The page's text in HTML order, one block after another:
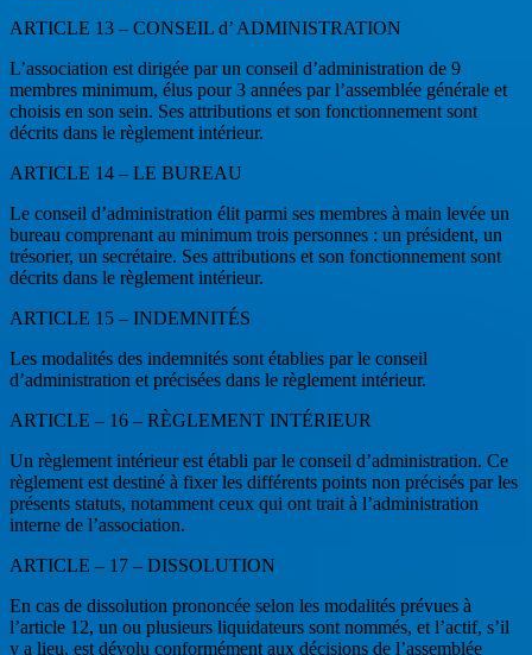
ARTICLE 13 – CONSEIL d’ ADMINISTRATION
L’association est dirigée par un conseil d’administration de 9
membres minimum, élus pour 3 années par l’assemblée générale et
choisis en son sein. Ses attributions et son fonctionnement sont
décrits dans le règlement intérieur.
ARTICLE 14 – LE BUREAU
Le conseil d’administration élit parmi ses membres à main levée un
bureau comprenant au minimum trois personnes : un président, un
trésorier, un secrétaire. Ses attributions et son fonctionnement sont
décrits dans le règlement intérieur.
ARTICLE 15 – INDEMNITÉS
Les modalités des indemnités sont établies par le conseil
d’administration et précisées dans le règlement intérieur.
ARTICLE – 16 – RÈGLEMENT INTÉRIEUR
Un règlement intérieur est établi par le conseil d’administration. Ce
règlement est destiné à fixer les différents points non précisés par les
présents statuts, notamment ceux qui ont trait à l’administration
interne de l’association.
ARTICLE – 17 – DISSOLUTION
En cas de dissolution prononcée selon les modalités prévues à
l’article 12, un ou plusieurs liquidateurs sont nommés, et l’actif, s’il
y a lieu, est dévolu conformément aux décisions de l’assemblée